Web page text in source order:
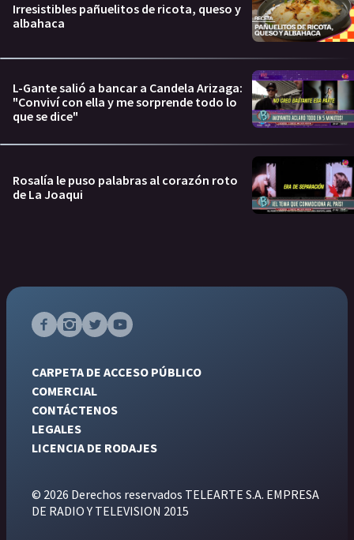
Irresistibles pañuelitos de ricota, queso y
albahaca
L-Gante salió a bancar a Candela Arizaga:
"Conviví con ella y me sorprende todo lo
que se dice"
Rosalía le puso palabras al corazón roto
de La Joaqui
CARPETA DE ACCESO PÚBLICO
COMERCIAL
CONTÁCTENOS
LEGALES
LICENCIA DE RODAJES
© 2026 Derechos reservados TELEARTE S.A. EMPRESA
DE RADIO Y TELEVISION 2015